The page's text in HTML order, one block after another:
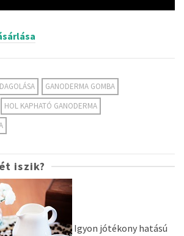
GANODERMA GOMBA
HOL KAPHATÓ GANODERMA
iszik?
Igyon jótékony hatású